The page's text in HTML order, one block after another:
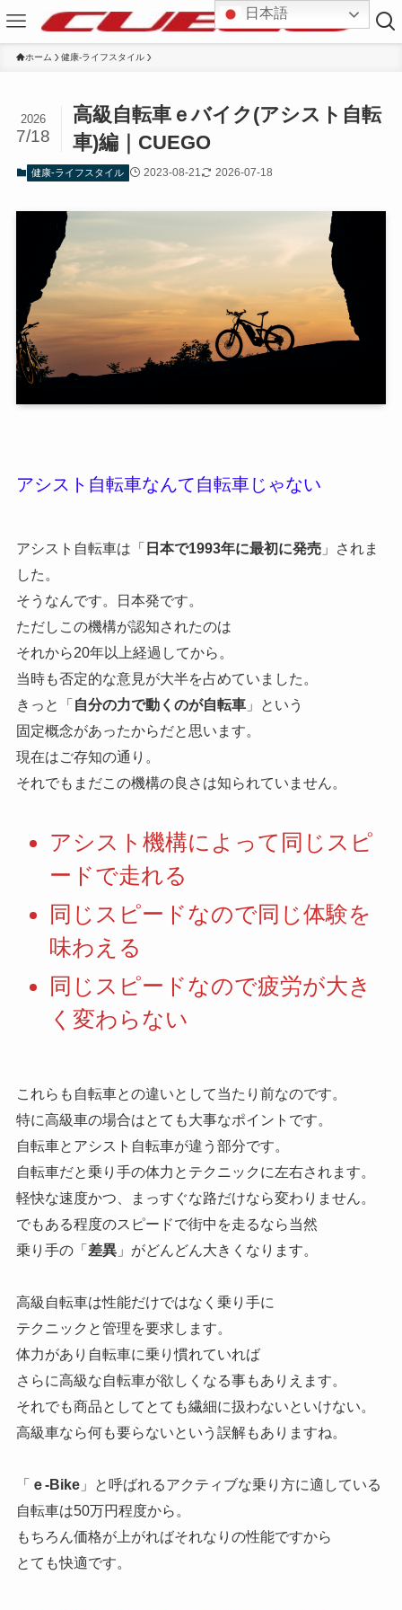
ホーム 健康-ライフスタイル
高級自転車ｅバイク(アシスト自転
車)編｜CUEGO
2026
7/18
健康-ライフスタイル 2023-08-21 2026-07-18
アシスト自転車なんて自転車じゃない
アシスト自転車は「 日本で1993年に最初に発売」されま
した。
そうなんです。日本発です。
ただしこの機構が認知されたのは
それから20年以上経過してから。
当時も否定的な意見が大半を占めていました。
きっと「 自分の力で動くのが自転車」という
固定概念があったからだと思います。
現在はご存知の通り。
それでもまだこの機構の良さは知られていません。
アシスト機構によって同じスピ
ードで走れる
同じスピードなので同じ体験を
味わえる
同じスピードなので疲労が大き
く変わらない
これらも自転車との違いとして当たり前なのです。
特に高級車の場合はとても大事なポイントです。
自転車とアシスト自転車が違う部分です。
自転車だと乗り手の体力とテクニックに左右されます。
軽快な速度かつ、まっすぐな路だけなら変わりません。
でもある程度のスピードで街中を走るなら当然
乗り手の「差異」がどんどん大きくなります。
高級自転車は性能だけではなく乗り手に
テクニックと管理を要求します。
体力があり自転車に乗り慣れていれば
さらに高級な自転車が欲しくなる事もありえます。
それでも商品としてとても繊細に扱わないといけない。
高級車なら何も要らないという誤解もありますね。
「 ｅ-Bike」と呼ばれるアクティブな乗り方に適している
自転車は50万円程度から。
もちろん価格が上がればそれなりの性能ですから
とても快適です。
日本語